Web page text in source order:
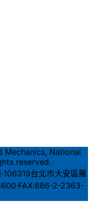
National
reserved.
台北市大安區羅
2-2363-